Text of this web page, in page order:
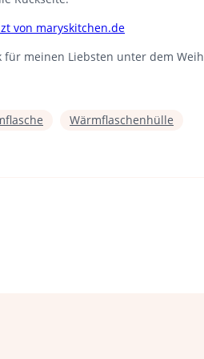
für meinen Liebsten unter dem
Wärmflaschenhülle